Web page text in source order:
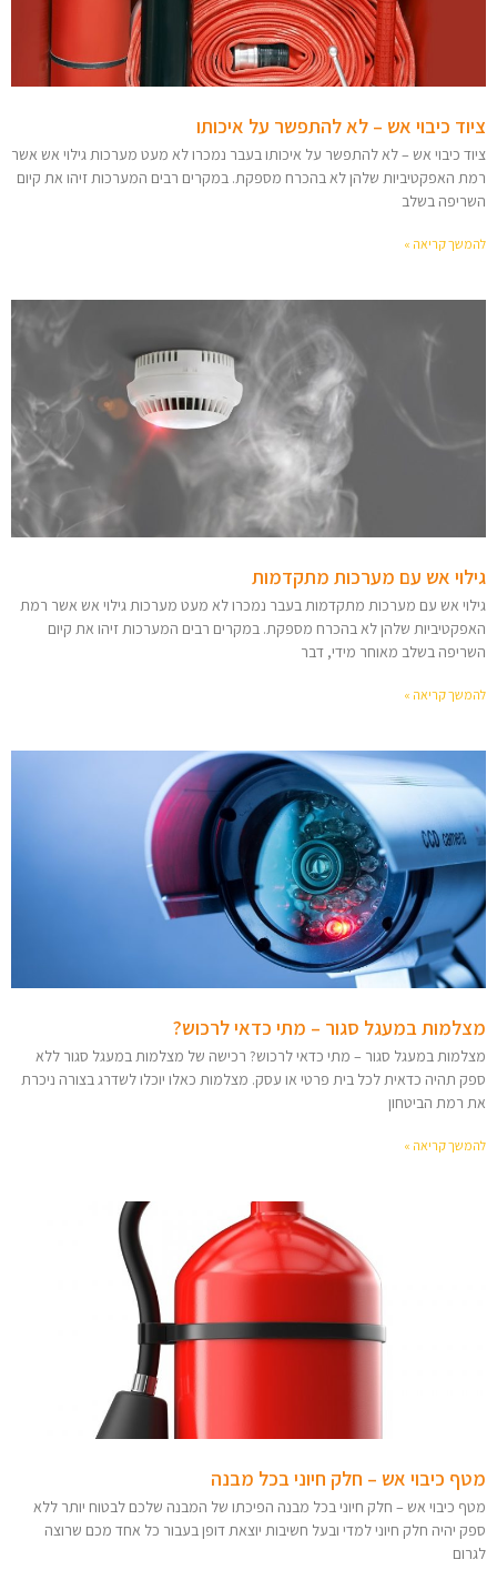
ציוד כיבוי אש – לא להתפשר על איכותו
ציוד כיבוי אש – לא להתפשר על איכותו בעבר נמכרו לא מעט מערכות גילוי אש אשר
רמת האפקטיביות שלהן לא בהכרח מספקת. במקרים רבים המערכות זיהו את קיום
השריפה בשלב
להמשך קריאה »
גילוי אש עם מערכות מתקדמות
גילוי אש עם מערכות מתקדמות בעבר נמכרו לא מעט מערכות גילוי אש אשר רמת
האפקטיביות שלהן לא בהכרח מספקת. במקרים רבים המערכות זיהו את קיום
השריפה בשלב מאוחר מידי, דבר
להמשך קריאה »
מצלמות במעגל סגור – מתי כדאי לרכוש?
מצלמות במעגל סגור – מתי כדאי לרכוש? רכישה של מצלמות במעגל סגור ללא
ספק תהיה כדאית לכל בית פרטי או עסק. מצלמות כאלו יוכלו לשדרג בצורה ניכרת
את רמת הביטחון
להמשך קריאה »
מטף כיבוי אש – חלק חיוני בכל מבנה
מטף כיבוי אש – חלק חיוני בכל מבנה הפיכתו של המבנה שלכם לבטוח יותר ללא
ספק יהיה חלק חיוני למדי ובעל חשיבות יוצאת דופן בעבור כל אחד מכם שרוצה
לגרום